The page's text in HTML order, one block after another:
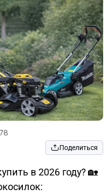
Поделиться
в 2026 году? 🏡
ВОЙТИ